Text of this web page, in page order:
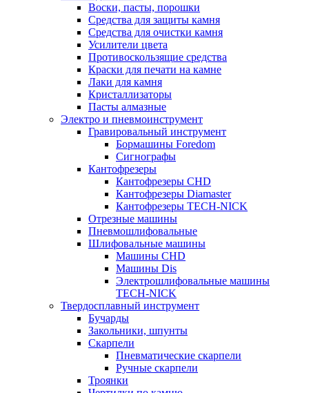
Воски, пасты, порошки
Средства для защиты камня
Средства для очистки камня
Усилители цвета
Противоскользящие средства
Краски для печати на камне
Лаки для камня
Кристаллизаторы
Пасты алмазные
Электро и пневмоинструмент
Гравировальный инструмент
Бормашины Foredom
Сигнографы
Кантофрезеры
Кантофрезеры CHD
Кантофрезеры Diamaster
Кантофрезеры TECH-NICK
Отрезные машины
Пневмошлифовальные
Шлифовальные машины
Машины CHD
Машины Dis
Электрошлифовальные машины
TECH-NICK
Твердосплавный инструмент
Бучарды
Закольники, шпунты
Скарпели
Пневматические скарпели
Ручные скарпели
Троянки